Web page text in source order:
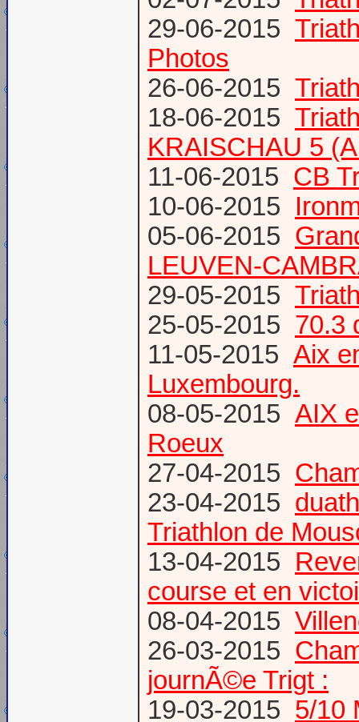
29-06-2015
Photos
26-06-2015
18-06-2015
KRAISCHAU 5
11-06-2015 CB
10-06-2015
05-06-2015
LEUVEN-
29-05-2015
25-05-2015 70.3
11-05-2015 Aix
Luxembourg.
08-05-2015 AIX
Roeux
27-04-2015
23-04-2015
Triathlon de
13-04-2015
course et en
08-04-2015
26-03-2015
journÃ©e Trigt :
19-03-2015 5/10